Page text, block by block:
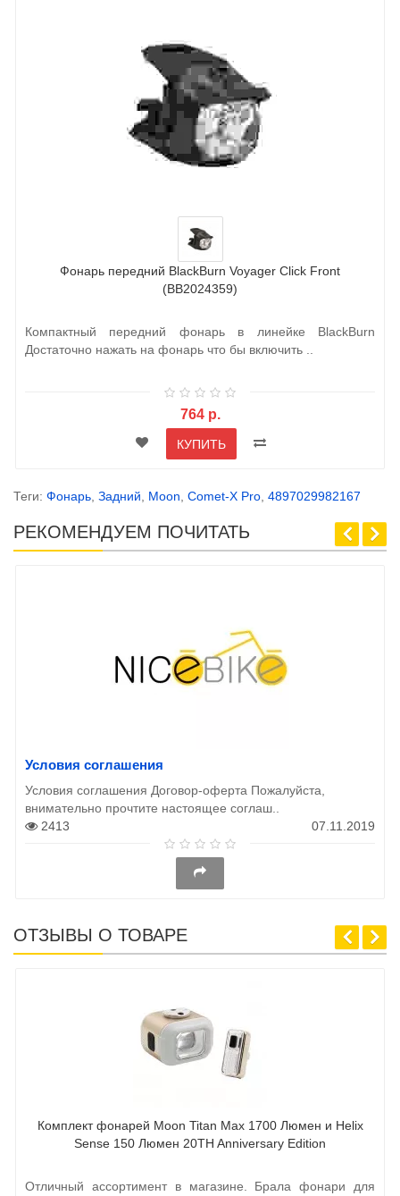
Фонарь передний BlackBurn Voyager Click Front
(BB2024359)
Компактный передний фонарь в линейке BlackBurn
Достаточно нажать на фонарь что бы включить ..
764 р.
КУПИТЬ
Теги: Фонарь, Задний, Moon, Comet-X Pro, 4897029982167
РЕКОМЕНДУЕМ ПОЧИТАТЬ
Условия соглашения
Условия соглашения Договор-оферта Пожалуйста,
внимательно прочтите настоящее соглаш..
2413
07.11.2019
ОТЗЫВЫ О ТОВАРЕ
Комплект фонарей Moon Titan Max 1700 Люмен и Helix
Sense 150 Люмен 20TH Anniversary Edition
Отличный ассортимент в магазине. Брала фонари для